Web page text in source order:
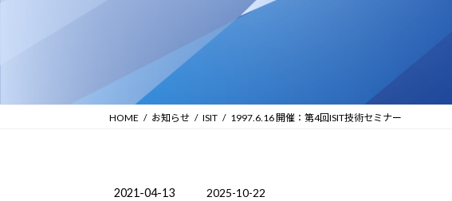
HOME お知らせ ISIT 1997.6.16 開催：第4回ISIT技術セミナー
2021-04-13
最
2025-10-22